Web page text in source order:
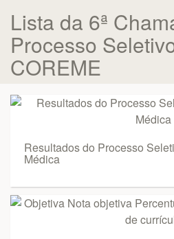
Lista da 6ª
Processo
COREME
Resultados do Processo
Médica